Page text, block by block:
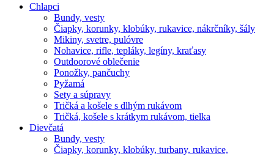
Chlapci
Bundy, vesty
Čiapky, korunky, klobúky, rukavice, nákrčníky, šály
Mikiny, svetre, pulóvre
Nohavice, rifle, tepláky, legíny, kraťasy
Outdoorové oblečenie
Ponožky, pančuchy
Pyžamá
Sety a súpravy
Tričká a košele s dlhým rukávom
Tričká, košele s krátkym rukávom, tielka
Dievčatá
Bundy, vesty
Čiapky, korunky, klobúky, turbany, rukavice,